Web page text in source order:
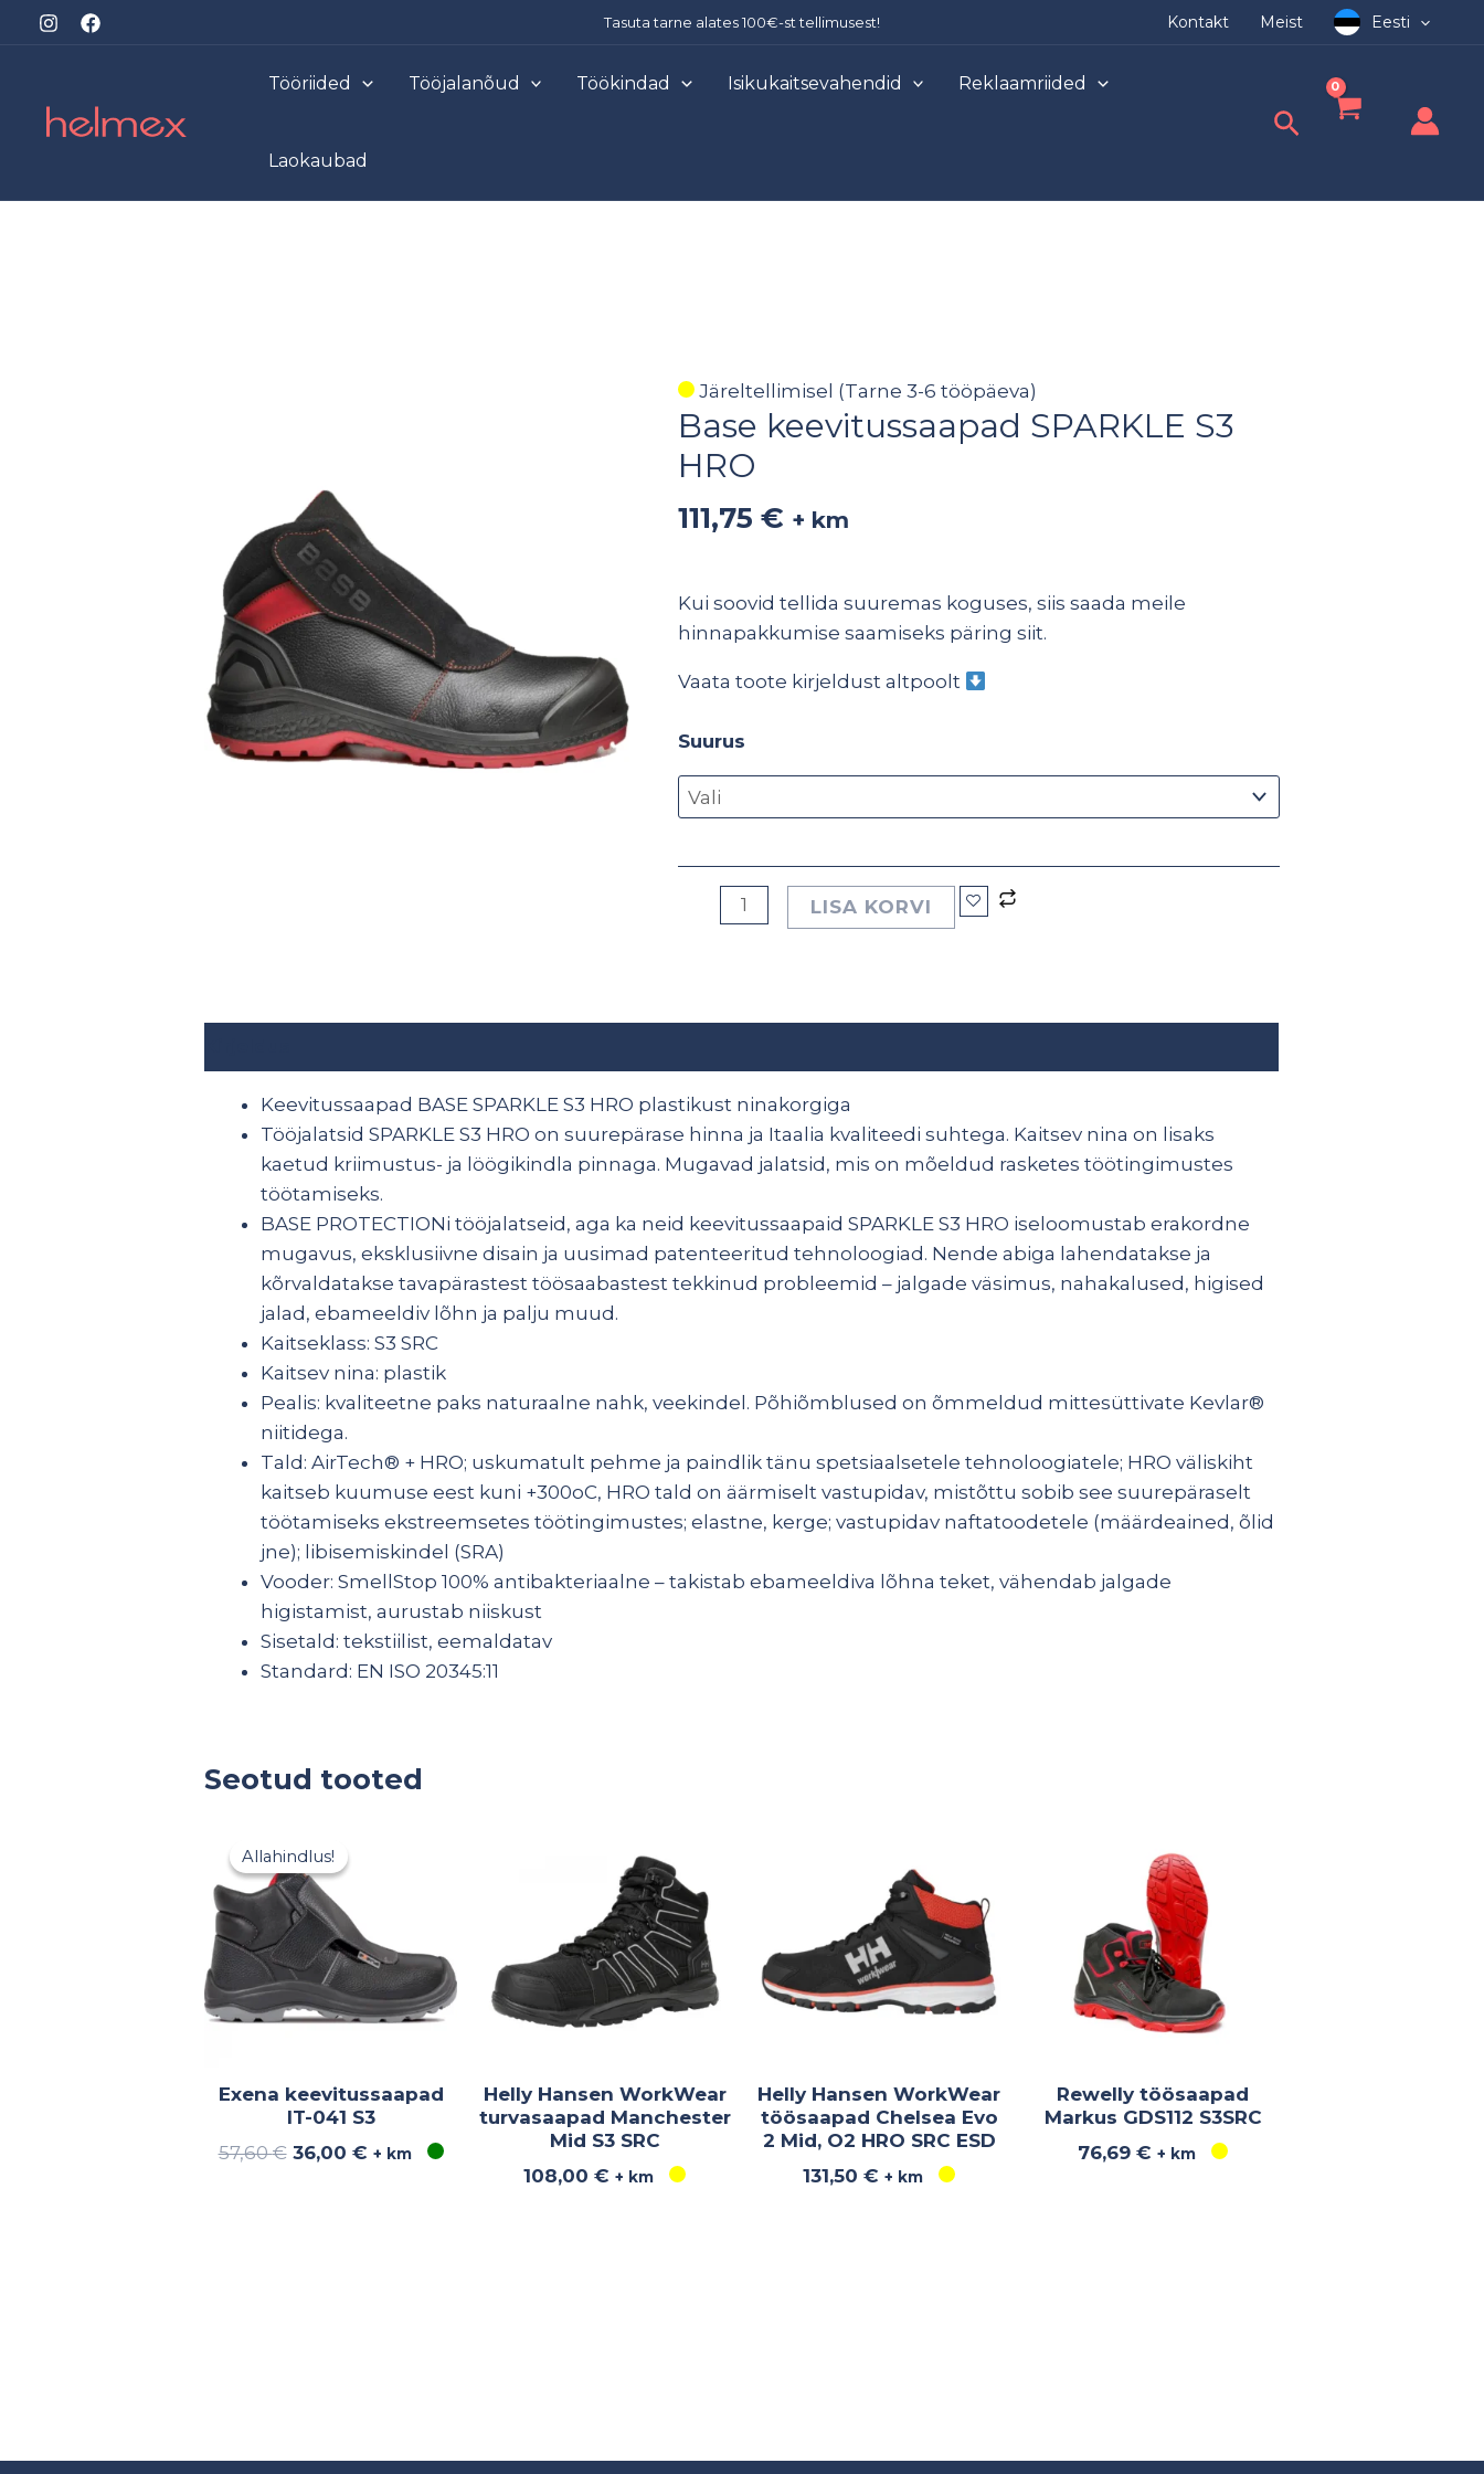
Tasuta tarne alates 100€-st tellimusest! Kontakt Meist Eesti
Tööriided Tööjalanõud Töökindad Isikukaitsevahendid Reklaamriided
Laokaubad
Search
Järeltellimisel (Tarne 3-6 tööpäeva)
Base keevitussaapad SPARKLE S3
HRO
111,75 € + km
Kui soovid tellida suuremas koguses, siis saada meile
hinnapakkumise saamiseks päring siit.
Vaata toote kirjeldust altpoolt
Suurus
Base
keevitussaapad
SPARKLE
S3
HRO
kogus
LISA KORVI
Keevitussaapad BASE SPARKLE S3 HRO plastikust ninakorgiga
Tööjalatsid SPARKLE S3 HRO on suurepärase hinna ja Itaalia kvaliteedi suhtega. Kaitsev nina on lisaks
kaetud kriimustus- ja löögikindla pinnaga. Mugavad jalatsid, mis on mõeldud rasketes töötingimustes
töötamiseks.
BASE PROTECTIONi tööjalatseid, aga ka neid keevitussaapaid SPARKLE S3 HRO iseloomustab erakordne
mugavus, eksklusiivne disain ja uusimad patenteeritud tehnoloogiad. Nende abiga lahendatakse ja
kõrvaldatakse tavapärastest töösaabastest tekkinud probleemid – jalgade väsimus, nahakalused, higised
jalad, ebameeldiv lõhn ja palju muud.
Kaitseklass: S3 SRC
Kaitsev nina: plastik
Pealis: kvaliteetne paks naturaalne nahk, veekindel. Põhiõmblused on õmmeldud mittesüttivate Kevlar®
niitidega.
Tald: AirTech® + HRO; uskumatult pehme ja paindlik tänu spetsiaalsetele tehnoloogiatele; HRO väliskiht
kaitseb kuumuse eest kuni +300oC, HRO tald on äärmiselt vastupidav, mistõttu sobib see suurepäraselt
töötamiseks ekstreemsetes töötingimustes; elastne, kerge; vastupidav naftatoodetele (määrdeained, õlid
jne); libisemiskindel (SRA)
Vooder: SmellStop 100% antibakteriaalne – takistab ebameeldiva lõhna teket, vähendab jalgade
higistamist, aurustab niiskust
Sisetald: tekstiilist, eemaldatav
Standard: EN ISO 20345:11
Seotud tooted
Allahindlus!
Allahindlus!
Exena keevitussaapad
IT-041 S3
57,60€
hind
oli:
57,60 €.
36,00 € + km
Helly Hansen WorkWear
turvasaapad Manchester
Mid S3 SRC
108,00€ + km
Helly Hansen WorkWear
töösaapad Chelsea Evo
2 Mid, O2 HRO SRC ESD
131,50€ + km
Rewelly töösaapad
Markus GDS112 S3SRC
76,69€ + km